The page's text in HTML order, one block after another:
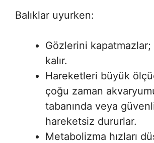
Balıklar uyurken:
Gözlerini kapatmazlar;
kalır.
Hareketleri büyük
çoğu zaman
tabanında veya
hareketsiz dururlar.
Metabolizma hızları